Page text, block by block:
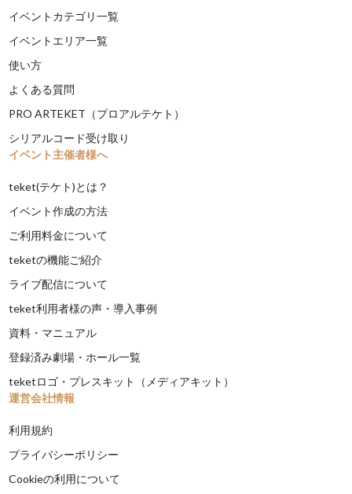
イベントカテゴリ一覧
イベントエリア一覧
使い方
よくある質問
PRO ARTEKET（プロアルテケト）
シリアルコード受け取り
イベント主催者様へ
teket(テケト)とは？
イベント作成の方法
ご利用料金について
teketの機能ご紹介
ライブ配信について
teket利用者様の声・導入事例
資料・マニュアル
登録済み劇場・ホール一覧
teketロゴ・プレスキット（メディアキット）
運営会社情報
利用規約
プライバシーポリシー
Cookieの利用について